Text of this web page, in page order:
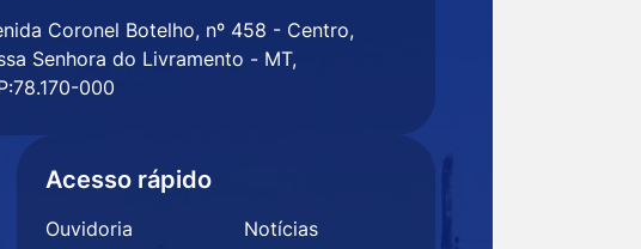
Coronel Botelho, nº 458 - Centro,
Senhora do Livramento - MT,
000
Acesso rápido
Ouvidoria
Notícias